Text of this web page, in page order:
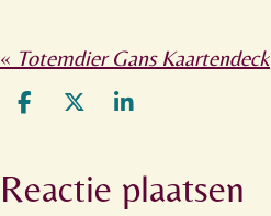
« Totemdier Gans Kaartendeck
D
e
n
D
l
S
r
e
Reactie plaatsen